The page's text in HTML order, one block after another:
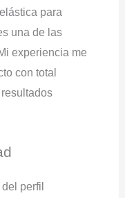
para
una de las
experiencia me
con total
perfil